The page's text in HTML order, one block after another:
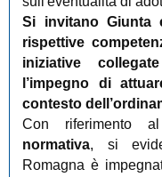
Si invitano Giunta
rispettive
iniziative
l’impegno di
contesto
Con riferimento
normativa, si
Romagna è